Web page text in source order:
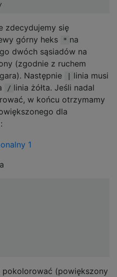
zdecydujemy się
górny heks
* na
dwóch sąsiadów na
(zgodnie z ruchem
Następnie
linia musi
/ linia żółta. Jeśli nadal
w końcu otrzymamy
dla
(powiększony